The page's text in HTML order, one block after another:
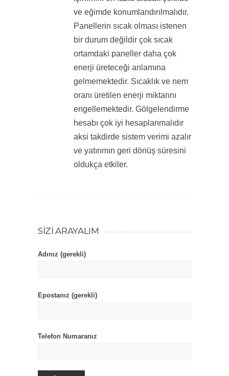
ve eğimde konumlandırılmalıdır.
Panellerin sıcak olması istenen
bir durum değildir çok sıcak
ortamdaki paneller daha çok
enerji üreteceği anlamına
gelmemektedir. Sıcaklık ve nem
oranı üretilen enerji miktarını
engellemektedir. Gölgelendirme
hesabı çok iyi hesaplanmalıdır
aksi takdirde sistem verimi azalır
ve yatırımın geri dönüş süresini
oldukça etkiler.
SIZI ARAYALIM
Adınız (gerekli)
Epostanız (gerekli)
Telefon Numaranız